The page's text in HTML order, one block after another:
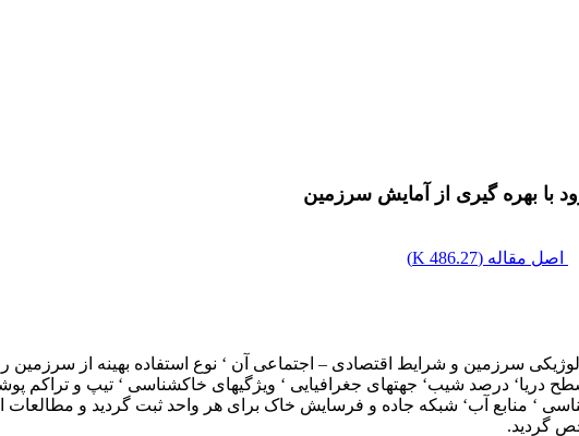
با بهره گیری از آمایش سرزمین
اصل مقاله (486.27 K
)
درصد شیب‘ جهتهای جغرافیایی ‘ ویژگیهای خاکشناسی ‘ تیپ و تراکم
‘ منابع آب‘ شبکه جاده و فرسایش خاک برای هر واحد ثبت گردید و مطالعات